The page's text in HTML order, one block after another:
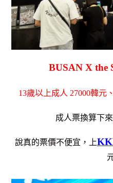
BUSAN X the
13歲以上成人 27000韓元
成人票換算下
說真的票價不便宜，上